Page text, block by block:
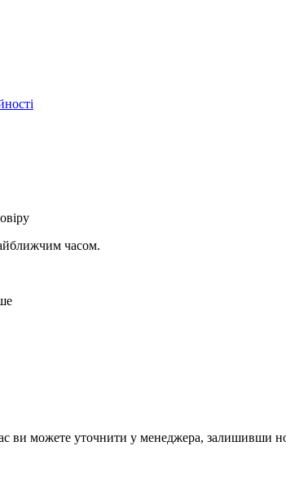
часом.
ви можете уточнити у менеджера, залишивши